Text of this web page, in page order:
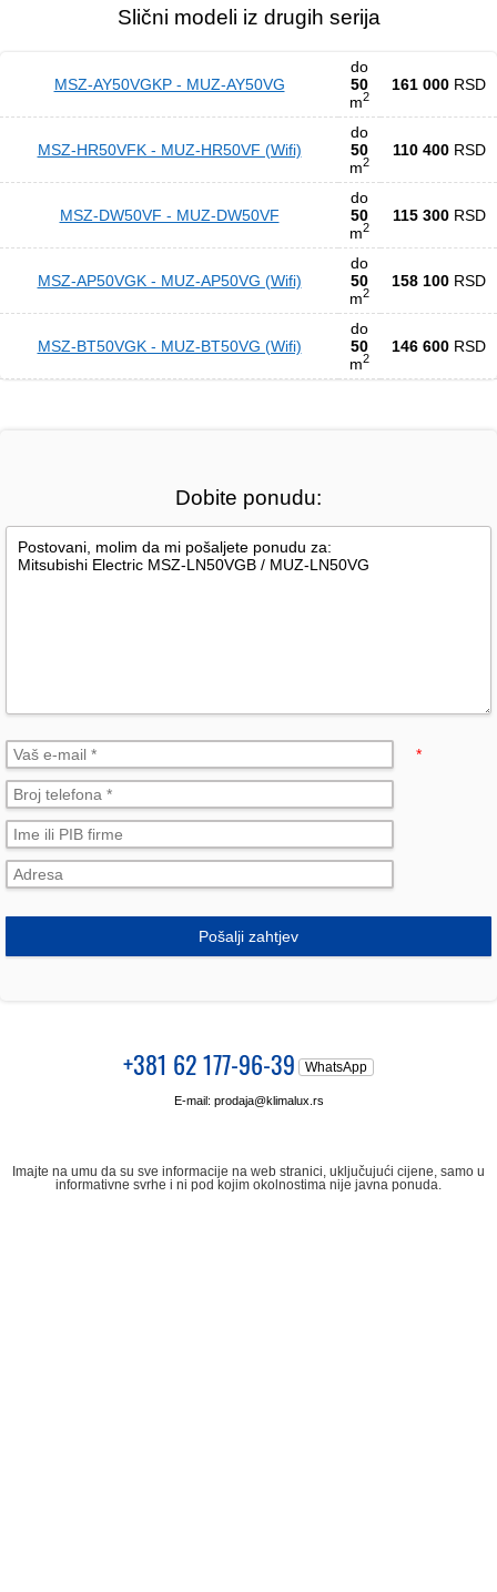
Slični modeli iz drugih serija
MSZ-AY50VGKP - MUZ-AY50VG
do
50
m2
161 000 RSD
MSZ-HR50VFK - MUZ-HR50VF (Wifi)
do
50
m2
110 400RSD
MSZ-DW50VF - MUZ-DW50VF
do
50
m2
115 300RSD
MSZ-AP50VGK - MUZ-AP50VG (Wifi)
do
50
m2
158 100 RSD
MSZ-BT50VGK - MUZ-BT50VG (Wifi)
do
50
m2
146 600 RSD
Dobite ponudu:
*
Pošalji zahtjev
+381 62 177-96-39 WhatsApp
E-mail: prodaja@klimalux.rs
Imajte na umu da su sve informacije na web stranici, uključujući cijene, samo u
informativne svrhe i ni pod kojim okolnostima nije javna ponuda.